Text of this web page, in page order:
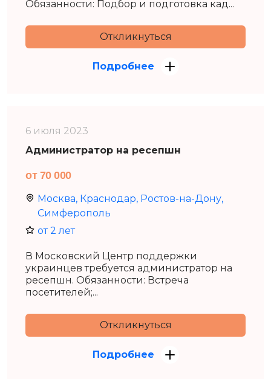
Обязанности: Подбор и подготовка кад...
Откликнуться
Подробнее
6 июля 2023
Администратор на ресепшн
от 70 000
Москва, Краснодар, Ростов-на-Дону,
Симферополь
от 2 лет
В Московский Центр поддержки
украинцев требуется администратор на
ресепшн. Обязанности: Встреча
посетителей;...
Откликнуться
Подробнее